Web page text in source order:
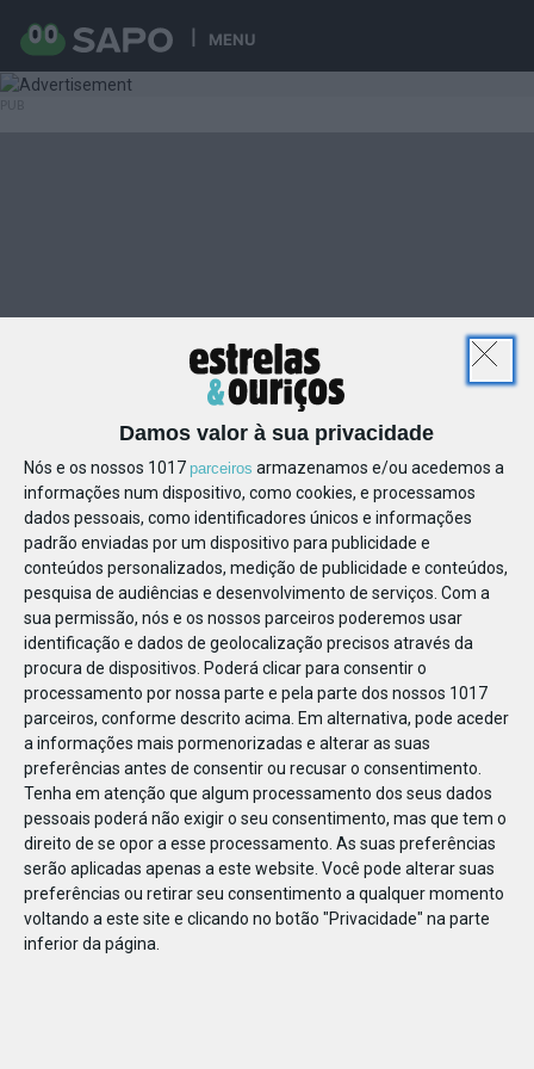
MENU
Damos valor à sua privacidade
Nós e os nossos 1017 parceiros armazenamos e/ou acedemos a
informações num dispositivo, como cookies, e processamos
dados pessoais, como identificadores únicos e informações
padrão enviadas por um dispositivo para publicidade e
conteúdos personalizados, medição de publicidade e conteúdos,
pesquisa de audiências e desenvolvimento de serviços. Com a
sua permissão, nós e os nossos parceiros poderemos usar
identificação e dados de geolocalização precisos através da
procura de dispositivos. Poderá clicar para consentir o
processamento por nossa parte e pela parte dos nossos 1017
parceiros, conforme descrito acima. Em alternativa, pode aceder
a informações mais pormenorizadas e alterar as suas
preferências antes de consentir ou recusar o consentimento.
Tenha em atenção que algum processamento dos seus dados
pessoais poderá não exigir o seu consentimento, mas que tem o
direito de se opor a esse processamento. As suas preferências
serão aplicadas apenas a este website. Você pode alterar suas
preferências ou retirar seu consentimento a qualquer momento
voltando a este site e clicando no botão "Privacidade" na parte
inferior da página.
695691204527966